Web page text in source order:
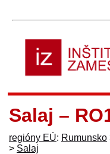
Salaj –
regióny EÚ: Rumunsko
> Salaj